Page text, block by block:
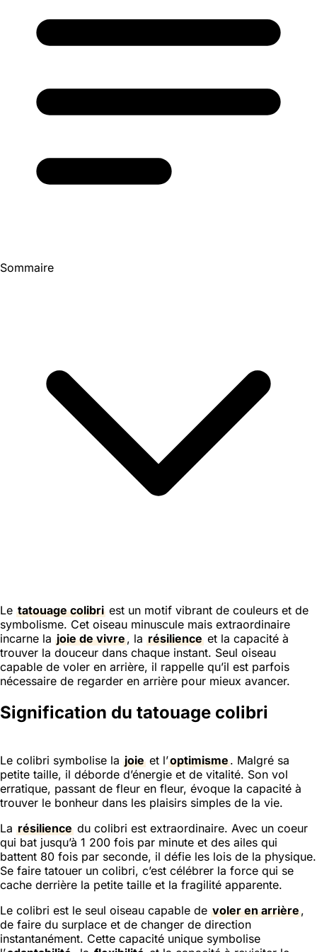
Sommaire
Le tatouage colibri est un motif vibrant de couleurs et de
symbolisme. Cet oiseau minuscule mais extraordinaire
incarne la joie de vivre, la résilience et la capacité à
trouver la douceur dans chaque instant. Seul oiseau
capable de voler en arrière, il rappelle qu’il est parfois
nécessaire de regarder en arrière pour mieux avancer.
Signification du tatouage colibri
Le colibri symbolise la joie et l’optimisme. Malgré sa
petite taille, il déborde d’énergie et de vitalité. Son vol
erratique, passant de fleur en fleur, évoque la capacité à
trouver le bonheur dans les plaisirs simples de la vie.
La résilience du colibri est extraordinaire. Avec un coeur
qui bat jusqu’à 1 200 fois par minute et des ailes qui
battent 80 fois par seconde, il défie les lois de la physique.
Se faire tatouer un colibri, c’est célébrer la force qui se
cache derrière la petite taille et la fragilité apparente.
Le colibri est le seul oiseau capable de voler en arrière,
de faire du surplace et de changer de direction
instantanément. Cette capacité unique symbolise